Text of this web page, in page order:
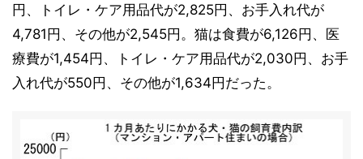
円、トイレ・ケア用品代が2,825円、お手入れ代が
4,781円、その他が2,545円。猫は食費が6,126円、医
療費が1,454円、トイレ・ケア用品代が2,030円、お手
入れ代が550円、その他が1,634円だった。